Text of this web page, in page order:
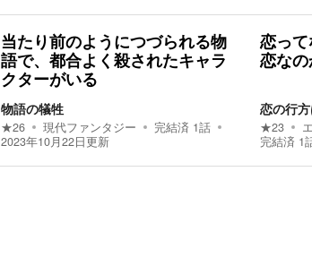
当たり前のようにつづられる物
語で、都合よく殺されたキャラ
クターがいる
物語の犠牲
★26 現代ファンタジー 完結済 1話
2023年10月22日更新
恋って
恋なの
恋の行
★23
完結済 1